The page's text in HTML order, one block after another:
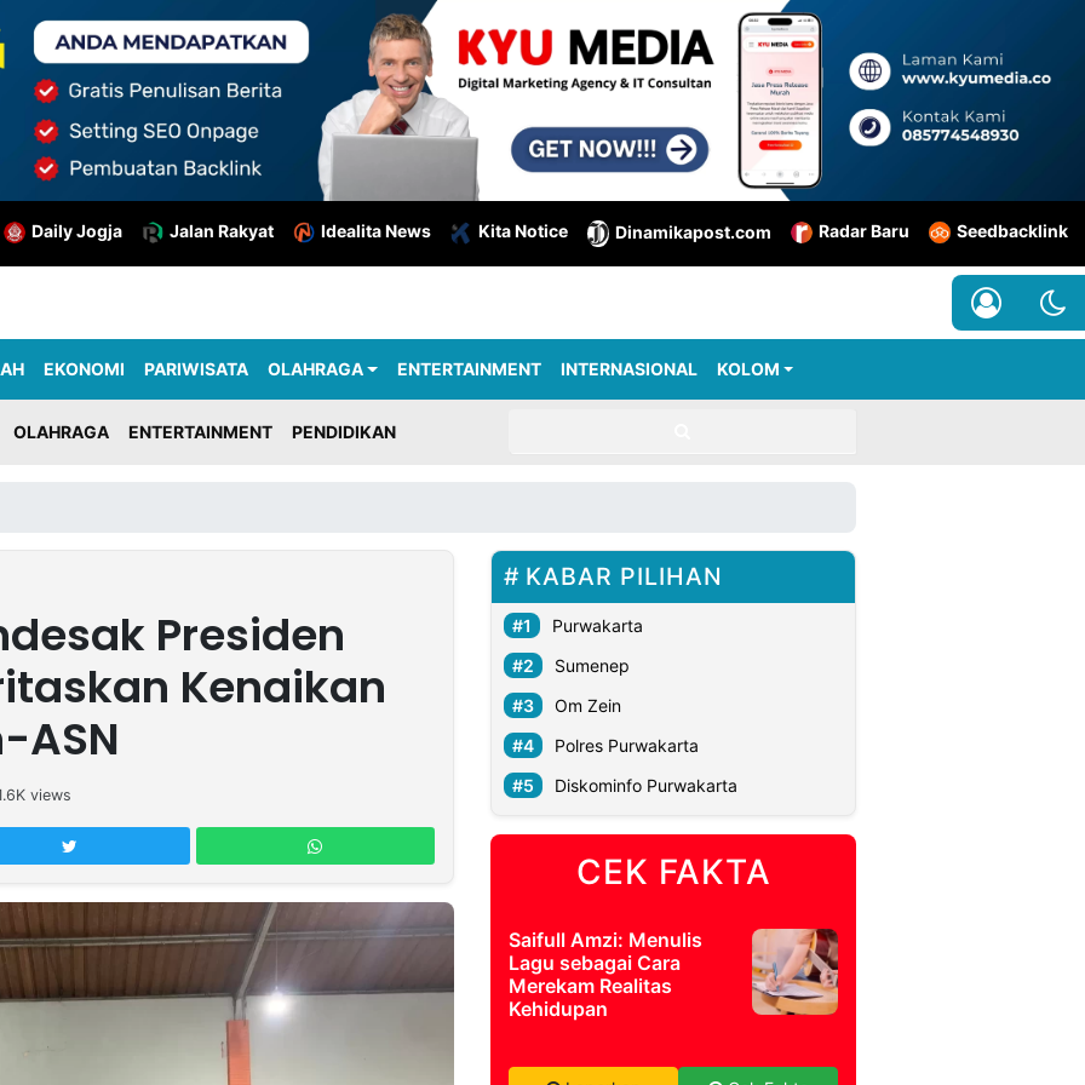
Daily Jogja Jalan Rakyat Idealita News Kita Notice Dinamikapost.com Radar Baru Seedbacklink
EKONOMI PARIWISATA OLAHRAGA ENTERTAINMENT INTERNASIONAL KOLOM
OLAHRAGA ENTERTAINMENT PENDIDIKAN
Presiden
Kenaikan
ASN
views
KABAR PILIHAN
Purwakarta
Sumenep
Om Zein
Polres Purwakarta
Diskominfo Purwakarta
CEK FAKTA
Saifull Amzi: Menulis
Lagu sebagai Cara
Merekam Realitas
Kehidupan